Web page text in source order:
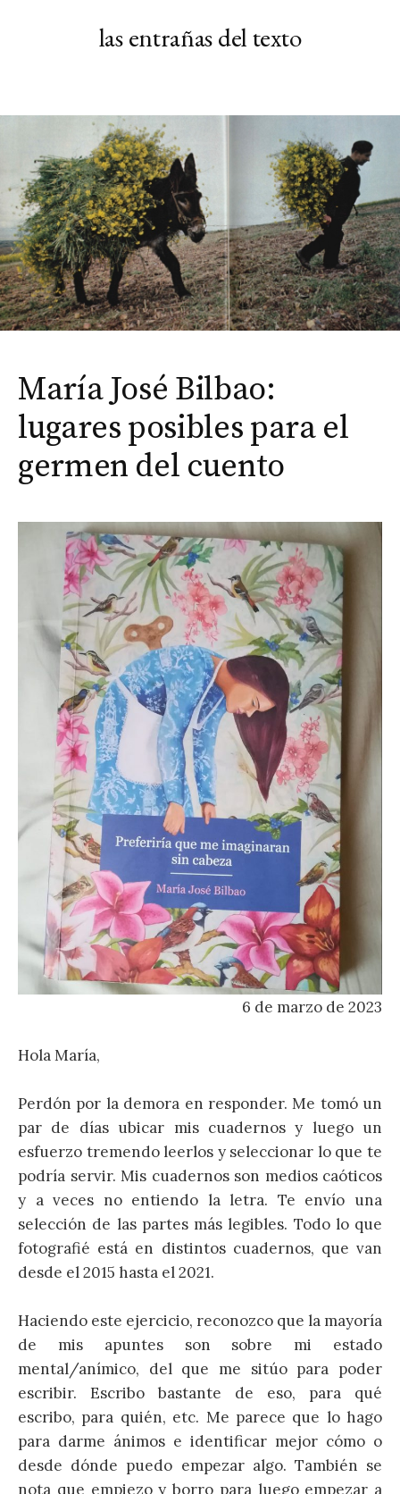
las entrañas del texto
María José Bilbao:
lugares posibles para el
germen del cuento
6 de marzo de 2023
Hola María,
Perdón por la demora en responder. Me tomó un
par de días ubicar mis cuadernos y luego un
esfuerzo tremendo leerlos y seleccionar lo que te
podría servir. Mis cuadernos son medios caóticos
y a veces no entiendo la letra. Te envío una
selección de las partes más legibles. Todo lo que
fotografié está en distintos cuadernos, que van
desde el 2015 hasta el 2021.
Haciendo este ejercicio, reconozco que la mayoría
de mis apuntes son sobre mi estado
mental/anímico, del que me sitúo para poder
escribir. Escribo bastante de eso, para qué
escribo, para quién, etc. Me parece que lo hago
para darme ánimos e identificar mejor cómo o
desde dónde puedo empezar algo. También se
nota que empiezo y borro para luego empezar a